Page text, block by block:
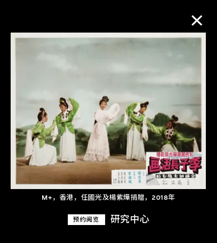
M+，香港，任國光及楊紫燁捐贈，2018年
预约阅览 研究中心
M+藏品
搜索
关于M+藏品
探索世界顶级的二十及二十一世纪视觉
文化藏品。